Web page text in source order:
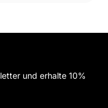
und erhalte 10%